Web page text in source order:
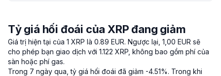
Tỷ giá hối đoái của XRP đang giảm
Giá trị hiện tại của 1 XRP là 0.89 EUR. Ngược lại, 1,00 EUR sẽ
cho phép bạn giao dịch với 1.122 XRP, không bao gồm phí của
sàn hoặc phí gas.
Trong 7 ngày qua, tỷ giá hối đoái đã giảm -4.51%. Trong khi